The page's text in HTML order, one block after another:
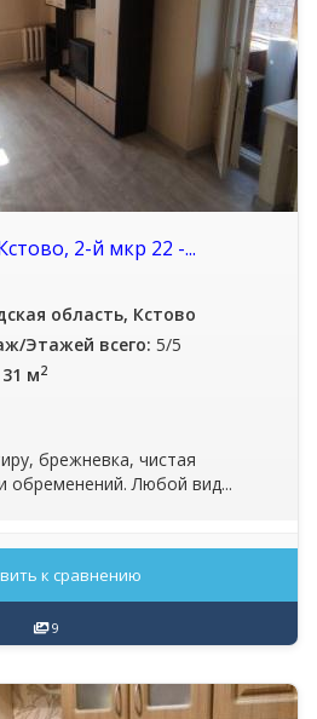
2-й мкр 22 -...
область, Кстово
Этажей всего: 5/5
м2
брежневка, чистая
обременений. Любой вид...
к сравнению
9